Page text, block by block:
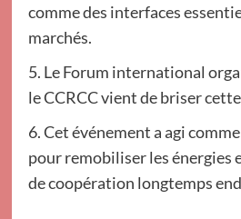
comme des interfaces
marchés.
5. Le Forum international
le CCRCC vient de briser
6. Cet événement a agi
pour remobiliser les énergies
de coopération longtemps